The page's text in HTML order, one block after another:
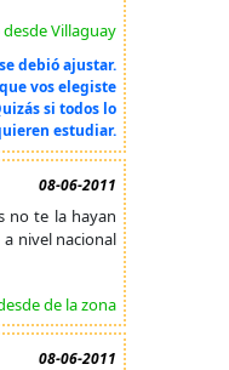
Villaguay
debió ajustar.
vos elegiste
si todos lo
estudiar.
08-06-2011
no te la hayan
nivel nacional
de la zona
08-06-2011